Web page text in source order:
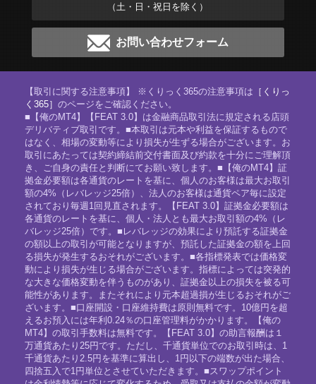
（土・日・祝日を除く）
お問い合わせフォーム
【取引に関する注意事項】 ※くりっく365の注意事項は ［くりっ
く365］ のページをご確認ください。
■【俺のMT4】【FEAT 3.0】は金融商品取引法に規定される店頭
デリバティブ取引です。■本取引は元本や利益を保証するもので
はなく、相場の変動等により損失が生ずる場合がございます。お
取引にあたっては契約締結前交付書面及び約款を十分にご理解頂
き、ご自身の責任と判断にてお願い致します。■【俺のMT4】証
拠金必要額は各通貨のレートを基に、個人のお客様は最大お取引
額の4%（レバレッジ25倍）、法人のお客様は通貨ペア毎に設定
されており毎週1回見直されます。【FEAT 3.0】証拠金必要額は
各通貨のレートを基に、個人・法人とも最大お取引額の4%（レ
バレッジ25倍）です。■レバレッジの効果により預託する証拠金
の額以上の取引が可能となりますが、預託した証拠金の額を上回
る損失が発生するおそれがございます。■各指標発表では価格変
動により損失が生じる場合がございます。指標によっては突発的
な大きな価格変動を伴うものがあり、証拠金以上の損失を被る可
能性があります。またそれにより元本超過損が生じるおそれがご
ざいます。■口座開設・口座維持費は原則無料です。10億円を超
えるお預入には年利0.24％の口座管理料がかかります。【俺の
MT4】の取引手数料は無料です。【FEAT 3.0】の助言報酬は１
万通貨あたり25円です。ただし、千通貨単位でのお取引時は、1
千通貨あたり2.5円を基準に算出し、1円以下の端数が出た場合、
四捨五入で1円単位とさせていただきます。■スワップポイント